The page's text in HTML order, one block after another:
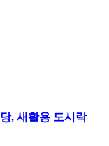
, 새활용 도시락